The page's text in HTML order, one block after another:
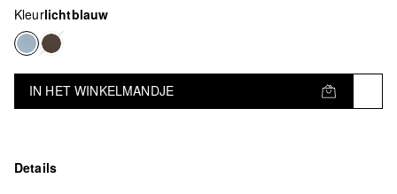
Kleurlichtblauw
IN HET WINKELMANDJE
Details